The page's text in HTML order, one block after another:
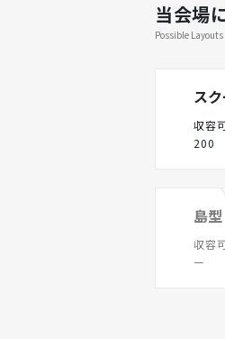
当会場
Possible Layouts
ス
収容
200
島型
収容
ー